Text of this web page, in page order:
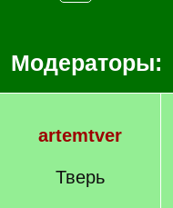
Модераторы:
artemtver
Тверь